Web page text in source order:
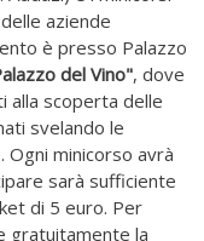
delle aziende
è presso Palazzo
del Vino", dove
alla scoperta delle
svelando le
minicorso avrà
sarà sufficiente
di 5 euro. Per
gratuitamente la